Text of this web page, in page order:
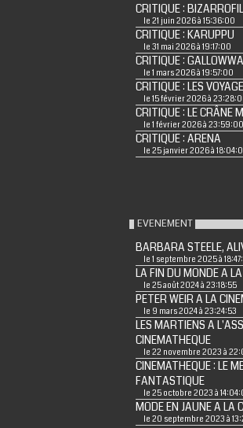
CRITIQUE :
le 21 juin 2026 à 15:36:00
CRITIQUE : KARUPPU
le 31 mai 2026 à 19:17:00
CRITIQUE :
le 1 mars 2026 à 19:57:00
CRITIQUE : LES
le 15 février 2026 à
CRITIQUE : LE CRÂNE
le 1 février 2026 à 23:59:00
CRITIQUE : ARENA
le 25 janvier 2026 à
EVENEMENT
BARBARA STEELE,
le 1 septembre 2025 à
LA FIN DU MONDE A
le 25 août 2024 à 23:18:55
PETER WEIR A LA
le 9 mars 2024 à 23:24:53
LES MARTIENS A
CINEMATHEQUE
le 22 novembre 2023 à
CINEMATHEQUE : LE
FANTASTIQUE
le 25 octobre 2023 à
MODE EN JAUNE A LA
le 20 septembre 2023 à